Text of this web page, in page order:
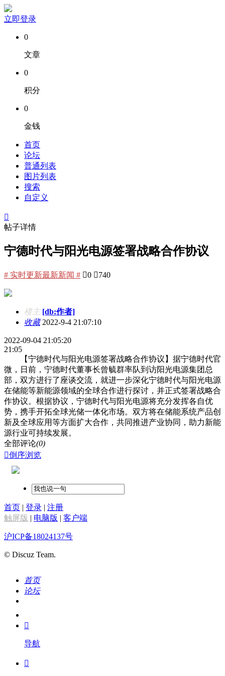
立即登录
0
文章
0
积分
0
金钱
首页
论坛
普通列表
图片列表
搜索
自定义

帖子详情
宁德时代与阳光电源签署战略合作协议
# 实时更新最新新闻 # 0 740
楼主 [db:作者]
收藏2022-9-4 21:07:10
2022-09-04 21:05:20
21:05
【宁德时代与阳光电源签署战略合作协议】据宁德时代官
微，日前，宁德时代董事长曾毓群率队到访阳光电源集团总
部，双方进行了座谈交流，就进一步深化宁德时代与阳光电源
在储能等新能源领域的全球合作进行探讨，并正式签署战略合
作协议。根据协议，宁德时代与阳光电源将充分发挥各自优
势，携手开拓全球光储一体化市场。双方将在储能系统产品创
新及全球应用等方面扩大合作，共同推进产业协同，助力新能
源行业可持续发展。
全部评论(0)
倒序浏览
首页 | 登录 | 注册
触屏版 | 电脑版 | 客户端
沪ICP备18024137号
© Discuz Team.
首页
论坛
我的

导航
